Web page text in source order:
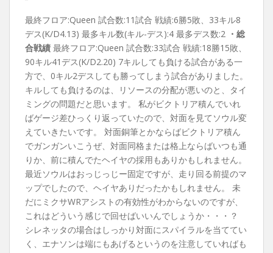
最終フロア:Queen 試合数:11試合 戦績:6勝5敗、33キル8
デス(K/D4.13) 最多キル数(キル-デス):4 最多デス数:2 ・総
合戦績 最終フロア:Queen 試合数:33試合 戦績:18勝15敗、
90キル41デス(K/D2.20) 7キルしても負ける試合がある一
方で、0キル2デスしても勝ってしまう試合がありました。
キルしても負けるのは、リソースの分配が悪いのと、タイ
ミングの問題だと思います。 私がビクトリア積んでいれ
ばゲージ差ひっくり返っていたので、対面を見てソウル変
えていきたいです。 対面銅筆とかならばビクトリア積ん
でガンガンいこうぜ、対面同格または格上ならばいつも通
りか、前に積んでたヘイヤの採用もありかもしれません。
最近ソウルはおっじっじー固定ですが、走り回る前提のマ
ップでしたので、ヘイヤありだったかもしれません。 未
だにミクサWRアシストの有効性がわからないのですが、
これはどういう感じで回せばいいんでしょうか・・・？
シレネッタの場合はしっかり対面にスパイラルを当ててい
く、エナソンは端にもあげるというのを注意していればも